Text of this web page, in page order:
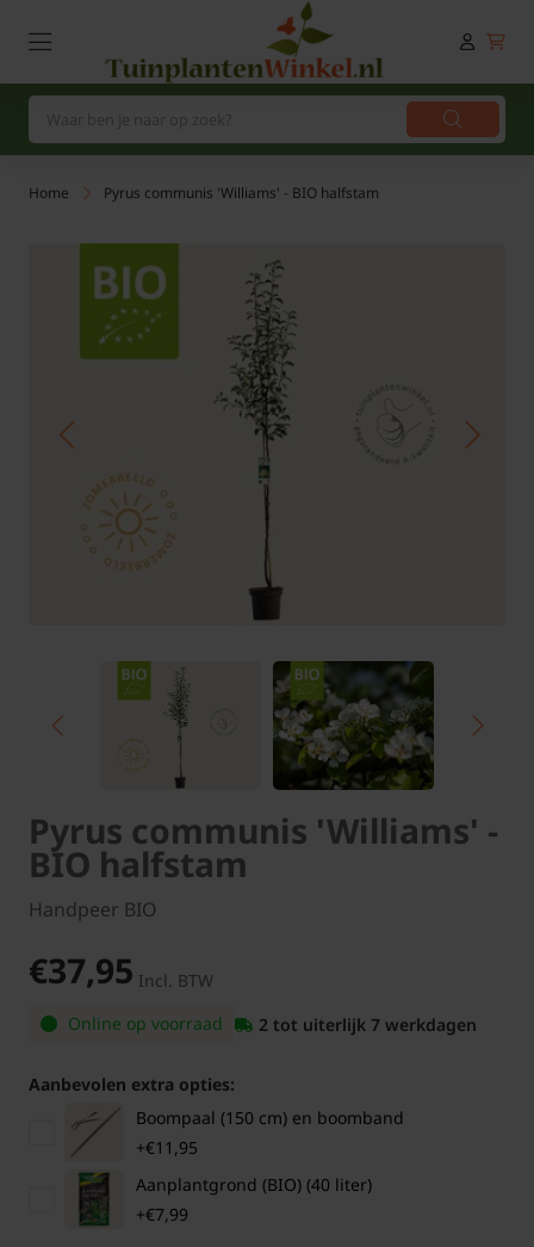
Home Pyrus communis 'Williams' - BIO halfstam
Pyrus communis 'Williams' -
BIO halfstam
Handpeer BIO
€37,95 Incl. BTW
Online op voorraad
2 tot uiterlijk 7 werkdagen
Aanbevolen extra opties:
Boompaal (150 cm) en boomband
+€11,95
Aanplantgrond (BIO) (40 liter)
+€7,99